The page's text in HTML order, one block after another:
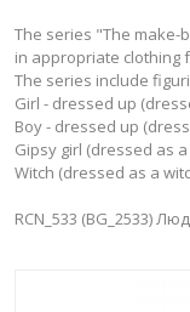
The series "The
in appropriate clothing
The series include
Girl - dressed up
Boy - dressed up
Gipsy girl (dressed as
Witch (dressed as a
RCN_533 (BG_2533)